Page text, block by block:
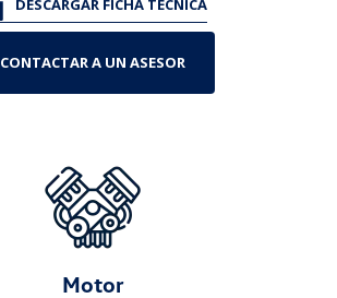
DESCARGAR FICHA TÉCNICA
CONTACTAR A UN ASESOR
Motor